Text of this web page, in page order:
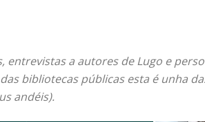
entrevistas a autores de Lugo e
bibliotecas públicas esta é unha
andéis).